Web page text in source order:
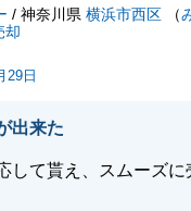
います。
に伴うご相談等がござ
ますと幸いです。
閉じる
/ 神奈川県 横浜市西区 （
却
29日
出来た
して貰え、スムーズに